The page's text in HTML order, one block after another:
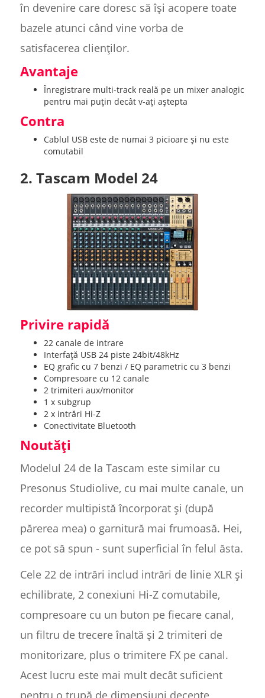
în devenire care doresc să își acopere toate
bazele atunci când vine vorba de
satisfacerea clienților.
Avantaje
Înregistrare multi-track reală pe un mixer analogic
pentru mai puțin decât v-ați aștepta
Contra
Cablul USB este de numai 3 picioare și nu este
comutabil
2. Tascam Model 24
Privire rapidă
22 canale de intrare
Interfață USB 24 piste 24bit/48kHz
EQ grafic cu 7 benzi / EQ parametric cu 3 benzi
Compresoare cu 12 canale
2 trimiteri aux/monitor
1 x subgrup
2 x intrări Hi-Z
Conectivitate Bluetooth
Noutăți
Modelul 24 de la Tascam este similar cu
Presonus Studiolive, cu mai multe canale, un
recorder multipistă încorporat și (după
părerea mea) o garnitură mai frumoasă. Hei,
ce pot să spun - sunt superficial în felul ăsta.
Cele 22 de intrări includ intrări de linie XLR și
echilibrate, 2 conexiuni Hi-Z comutabile,
compresoare cu un buton pe fiecare canal,
un filtru de trecere înaltă și 2 trimiteri de
monitorizare, plus o trimitere FX pe canal.
Acest lucru este mai mult decât suficient